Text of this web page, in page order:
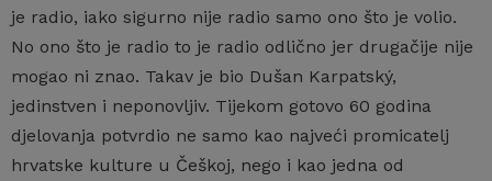
je radio, iako sigurno nije radio samo ono što je volio.
No ono što je radio to je radio odlično jer drugačije nije
mogao ni znao. Takav je bio Dušan Karpatský,
jedinstven i neponovljiv. Tijekom gotovo 60 godina
djelovanja potvrdio ne samo kao najveći promicatelj
hrvatske kulture u Češkoj, nego i kao jedna od